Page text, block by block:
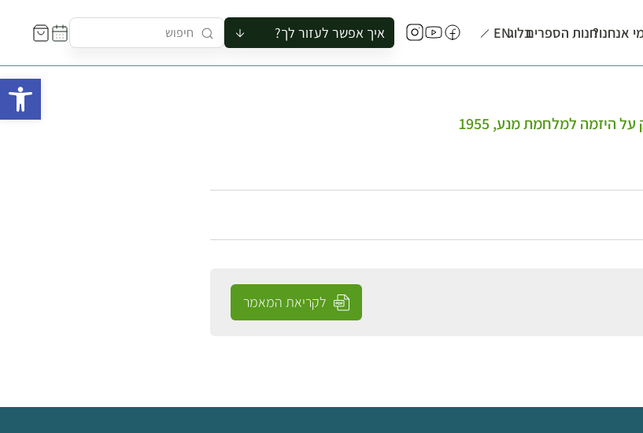
אנחנו?חנות הספריםבלוגEN איך אפשר לעזור לך?
להזמין סיור לקבוצה
היזמה למלחמת מנע, 1955
לקריאת המאמר